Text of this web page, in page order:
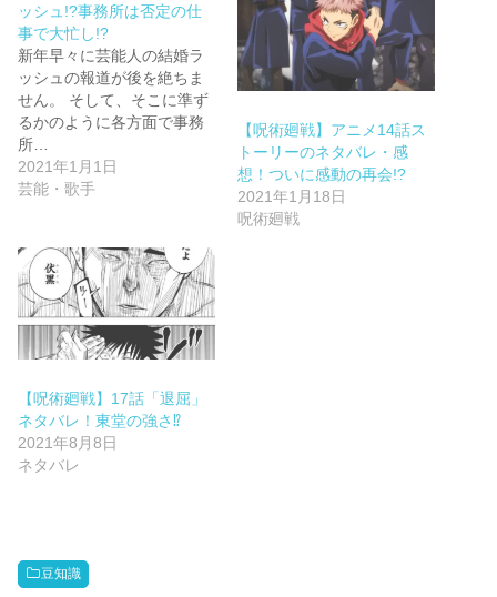
ッシュ!?事務所は否定の仕
事で大忙し!?
新年早々に芸能人の結婚ラ
ッシュの報道が後を絶ちま
せん。 そして、そこに準ず
るかのように各方面で事務
所…
2021年1月1日
芸能・歌手
【呪術廻戦】アニメ14話ス
トーリーのネタバレ・感
想！ついに感動の再会!?
2021年1月18日
呪術廻戦
【呪術廻戦】17話「退屈」
ネタバレ！東堂の強さ⁉
2021年8月8日
ネタバレ
豆知識